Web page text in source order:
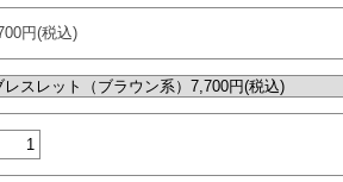
円(税込)